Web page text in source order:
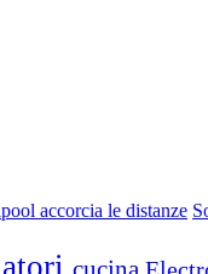
accorcia le distanze